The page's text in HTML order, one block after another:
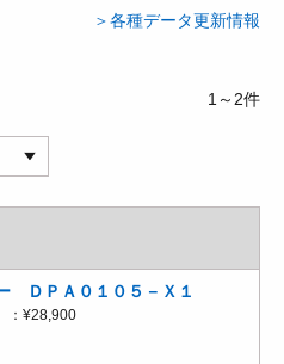
＞各種データ更新情報
1～2件
ＤＰＡ０１０５－Ｘ１
： ¥28,900